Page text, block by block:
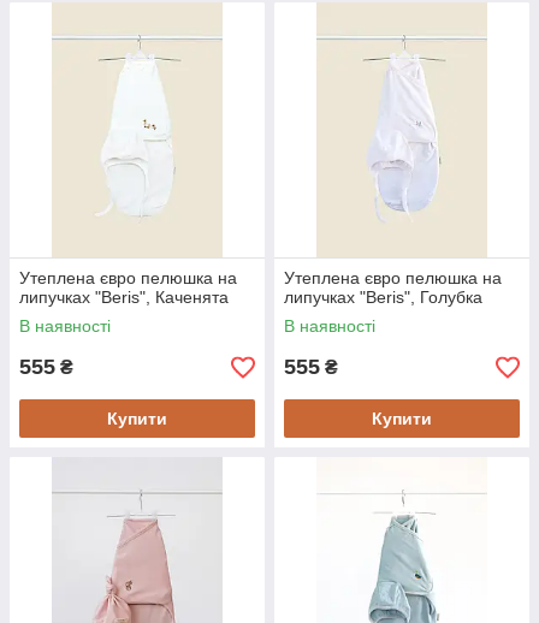
Утеплена євро пелюшка на
липучках "Beris", Каченята
В наявності
555 ₴
Купити
Утеплена євро пелюшка на
липучках "Beris", Голубка
В наявності
555 ₴
Купити